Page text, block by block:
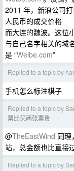
2011 年，新浪公司
人民币的成交价格
而大连的魏波。这
与自己名字相关的域
是 “Weibe.com”
Replied to a topic by
手机怎么标注棋子
Replied to a topic by
票比买两张票贵
@TheEastWind 同理
站，总金额也比直接
Replied to a topic by